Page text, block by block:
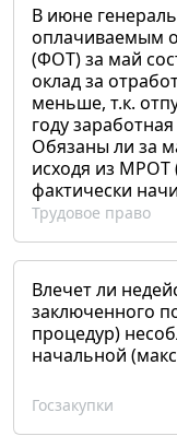
В июне
оплачиваемым
(ФОТ) за май
оклад за
меньше, т.к.
году
Обязаны ли за
исходя из МРОТ
фактически
Трудовое право
Влечет ли
заключенного
процедур)
начальной
Госзакупки